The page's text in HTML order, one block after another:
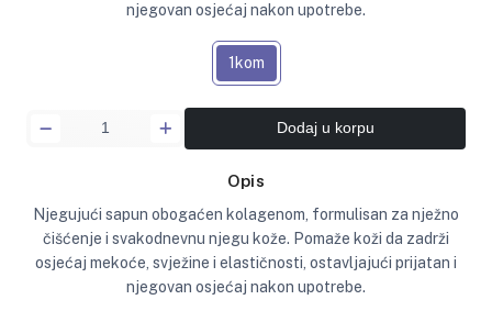
njegovan osjećaj nakon upotrebe.
1kom
Dodaj u korpu
Opis
Njegujući sapun obogaćen kolagenom, formulisan za nježno
čišćenje i svakodnevnu njegu kože. Pomaže koži da zadrži
osjećaj mekoće, svježine i elastičnosti, ostavljajući prijatan i
njegovan osjećaj nakon upotrebe.